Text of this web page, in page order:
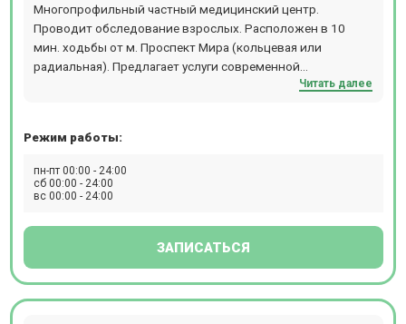
Многопрофильный частный медицинский центр.
Проводит обследование взрослых. Расположен в 10
мин. ходьбы от м. Проспект Мира (кольцевая или
радиальная). Предлагает услуги современной
диагностики: МРТ, КТ, ПЭТ-КТ, Бронхоскопию,Читать далее
Режим работы:
пн-пт 00:00 - 24:00
сб 00:00 - 24:00
вс 00:00 - 24:00
ЗАПИСАТЬСЯ